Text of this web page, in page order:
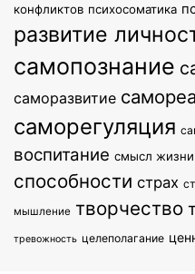
конфликтов психосоматика
развитие
самопознание
саморазвитие
саморегуляция
воспитание смысл жизни
способности страх
мышление творчество
тревожность целеполагание